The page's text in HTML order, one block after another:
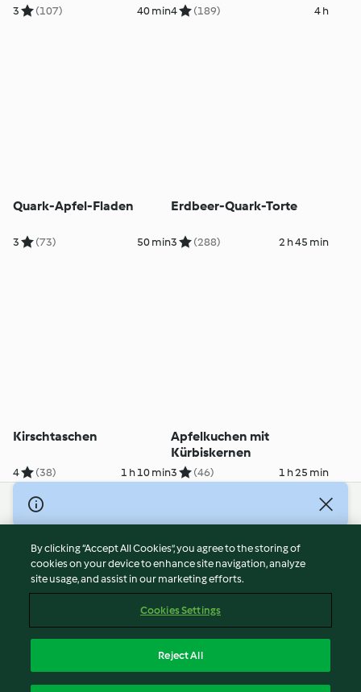
3 (107) 40 min4 (189) 4 h
Quark-Apfel-Fladen
3 (73) 50 min
Erdbeer-Quark-Torte
3 (288) 2 h 45 min
Kirschtaschen
4 (38) 1 h 10 min
Apfelkuchen mit
Kürbiskernen
3 (46) 1 h 25 min
© Copyright 2026
Terms of Service
Privacy Policy
Disclaimer
Cookies
Withdraw Contract
By clicking “Accept All Cookies”, you agree to the storing of
cookies on your device to enhance site navigation, analyze
site usage, and assist in our marketing efforts.
Cookies Settings
Reject All